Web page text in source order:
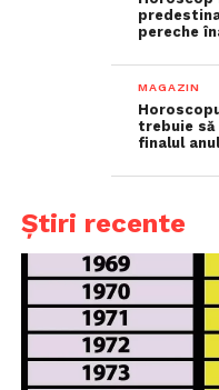
pereche
MAGAZIN
trebuie să
finalul
Știri recente